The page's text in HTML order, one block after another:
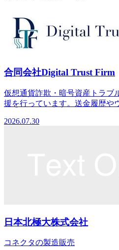
合同会社Digital Trust Firm
仮想通貨詐欺・暗号資産トラブ
援を行っています。送金履歴や
2026.07.30
日本北極大株式会社
コネクタの製造販売